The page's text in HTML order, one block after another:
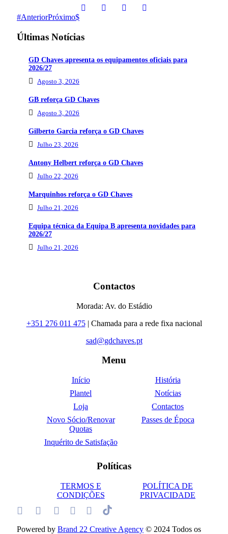
AnteriorPróximo
Últimas Notícias
GD Chaves apresenta os equipamentos oficiais para
2026/27
Agosto 3, 2026
GB reforça GD Chaves
Agosto 3, 2026
Gilberto Garcia reforça o GD Chaves
Julho 23, 2026
Antony Helbert reforça o GD Chaves
Julho 22, 2026
Marquinhos reforça o GD Chaves
Julho 21, 2026
Equipa técnica da Equipa B apresenta novidades para
2026/27
Julho 21, 2026
Contactos
Morada: Av. do Estádio
+351 276 011 475| Chamada para a rede fixa nacional
sad@gdchaves.pt
Menu
Início
História
Plantel
Notícias
Loja
Contactos
Novo Sócio/Renovar
Quotas
Passes de Época
Inquérito de Satisfação
Políticas
TERMOS E
CONDIÇÕES
POLÍTICA DE
PRIVACIDADE
Powered by Brand 22 Creative Agency © 2024 Todos os